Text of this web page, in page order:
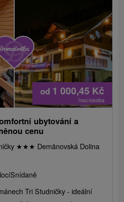
od 1 000,45 Kč
/noc/osoba
ubytování a
cenu
★★★ Demänovská Dolina
Snídaně
Tri Studničky - ideální